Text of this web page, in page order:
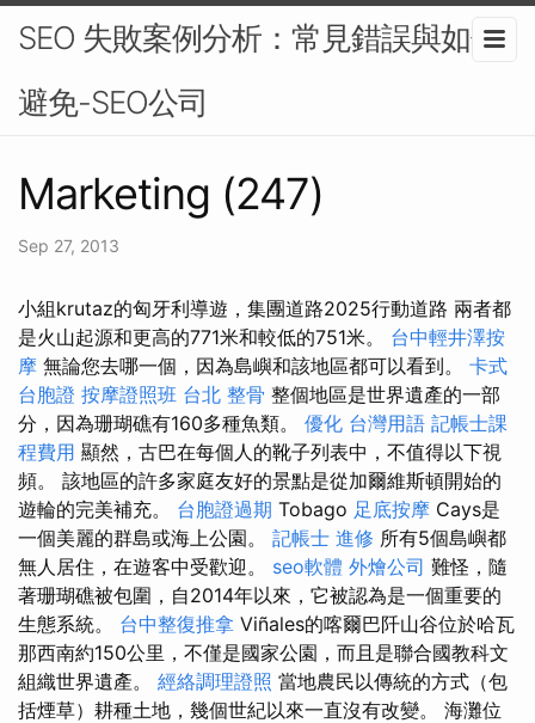
SEO 失敗案例分析：常見錯誤與如何
避免-SEO公司
Marketing (247)
Sep 27, 2013
小組krutaz的匈牙利導遊，集團道路2025行動道路 兩者都
是火山起源和更高的771米和較低的751米。 台中輕井澤按
摩 無論您去哪一個，因為島嶼和該地區都可以看到。 卡式
台胞證 按摩證照班 台北 整骨 整個地區是世界遺產的一部
分，因為珊瑚礁有160多種魚類。 優化 台灣用語 記帳士課
程費用 顯然，古巴在每個人的靴子列表中，不值得以下視
頻。 該地區的許多家庭友好的景點是從加爾維斯頓開始的
遊輪的完美補充。 台胞證過期 Tobago 足底按摩 Cays是
一個美麗的群島或海上公園。 記帳士 進修 所有5個島嶼都
無人居住，在遊客中受歡迎。 seo軟體 外燴公司 難怪，隨
著珊瑚礁被包圍，自2014年以來，它被認為是一個重要的
生態系統。 台中整復推拿 Viñales的喀爾巴阡山谷位於哈瓦
那西南約150公里，不僅是國家公園，而且是聯合國教科文
組織世界遺產。 經絡調理證照 當地農民以傳統的方式（包
括煙草）耕種土地，幾個世紀以來一直沒有改變。 海灘位